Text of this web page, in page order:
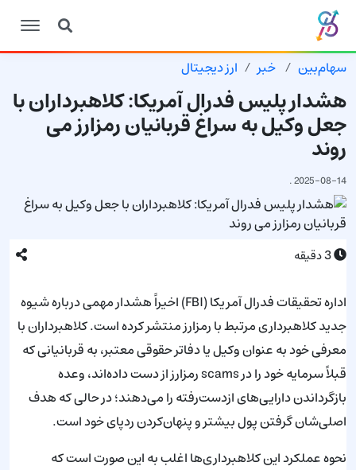
سهام‌بین خبر ارز دیجیتال
هشدار پلیس فدرال آمریکا: کلاهبرداران با
جعل وکیل به سراغ قربانیان رمزارز می
روند
2025-08-14
.
3دقیقه
اداره تحقیقات فدرال آمریکا (FBI) اخیراً هشدار مهمی درباره شیوه
جدید کلاهبرداری مرتبط با رمزارز منتشر کرده است. کلاهبرداران با
معرفی خود به عنوان وکیل یا دفاتر حقوقی معتبر، به قربانیانی که
قبلاً سرمایه خود را در scams رمزارز از دست داده‌اند، وعده
بازگرداندن دارایی‌های ازدست‌رفته را می‌دهند؛ در حالی که هدف
اصلی‌شان گرفتن پول بیشتر و پنهان‌کردن ردپای خود است.
نحوه عملکرد این کلاهبرداری‌ها اغلب به این صورت است که